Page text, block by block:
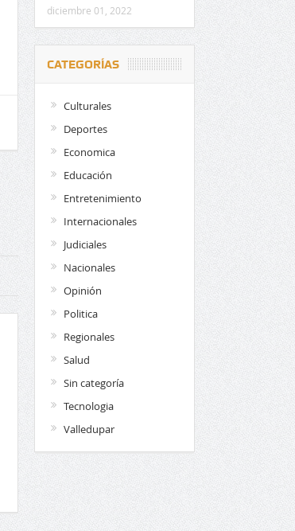
diciembre 01, 2022
CATEGORÍAS
Culturales
Deportes
Economica
Educación
Entretenimiento
Internacionales
Judiciales
Nacionales
Opinión
Politica
Regionales
Salud
Sin categoría
Tecnologia
Valledupar